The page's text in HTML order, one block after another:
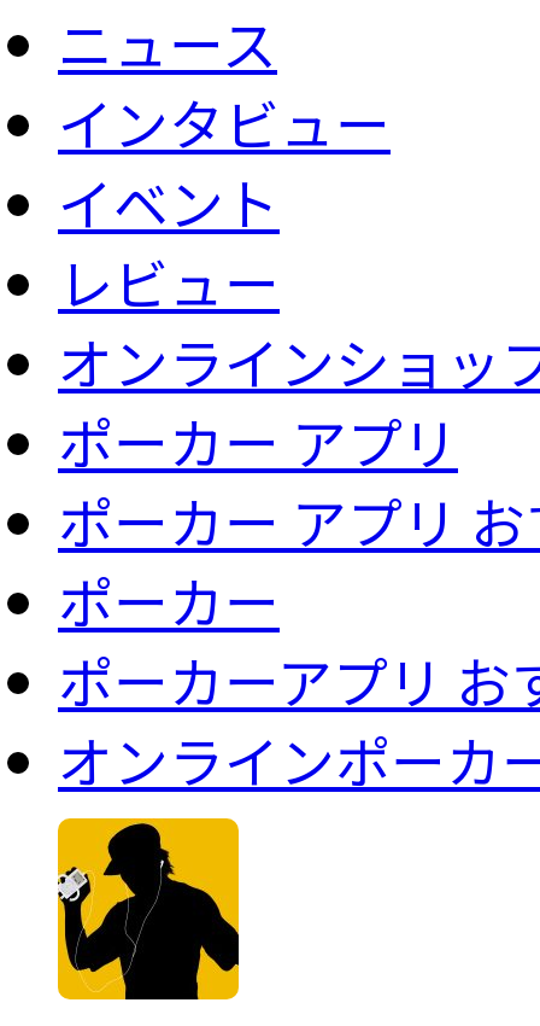
ニュース
インタビュー
イベント
レビュー
オンラインショッ
ポーカー アプリ
ポーカー アプリ
ポーカー
ポーカーアプリ お
オンラインポーカ